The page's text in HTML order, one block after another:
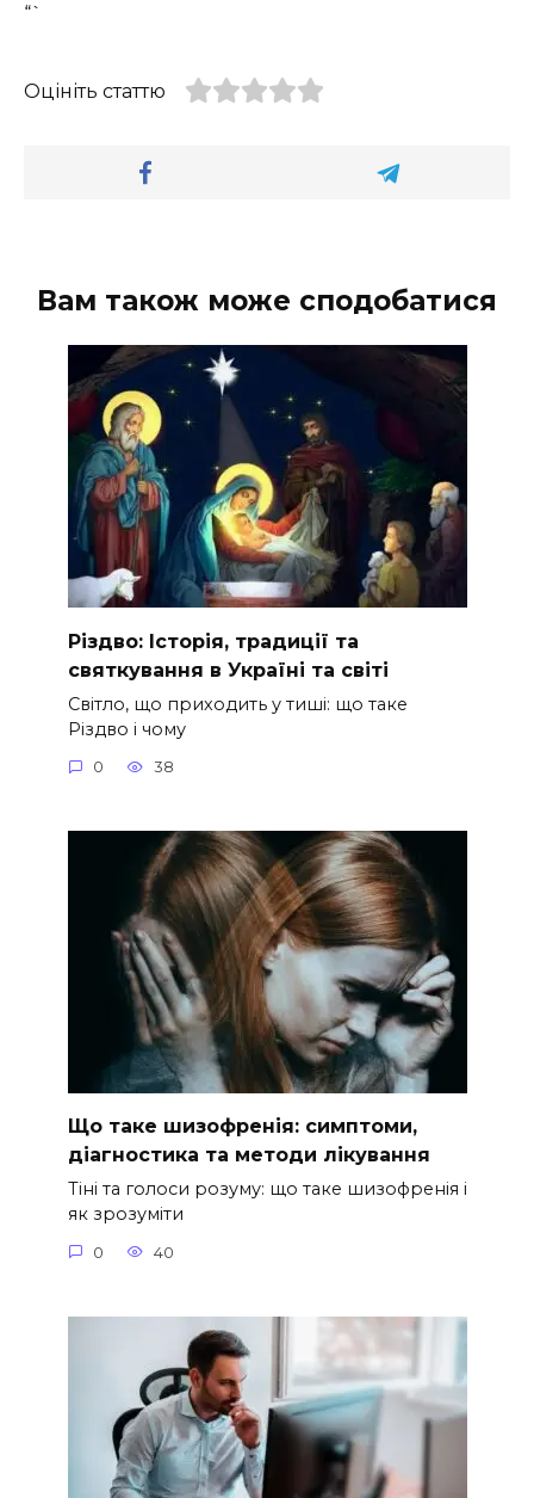
“`
Оцініть статтю
Вам також може сподобатися
Різдво: Історія, традиції та
святкування в Україні та світі
Світло, що приходить у тиші: що таке
Різдво і чому
0 38
Що таке шизофренія: симптоми,
діагностика та методи лікування
Тіні та голоси розуму: що таке шизофренія і
як зрозуміти
0 40